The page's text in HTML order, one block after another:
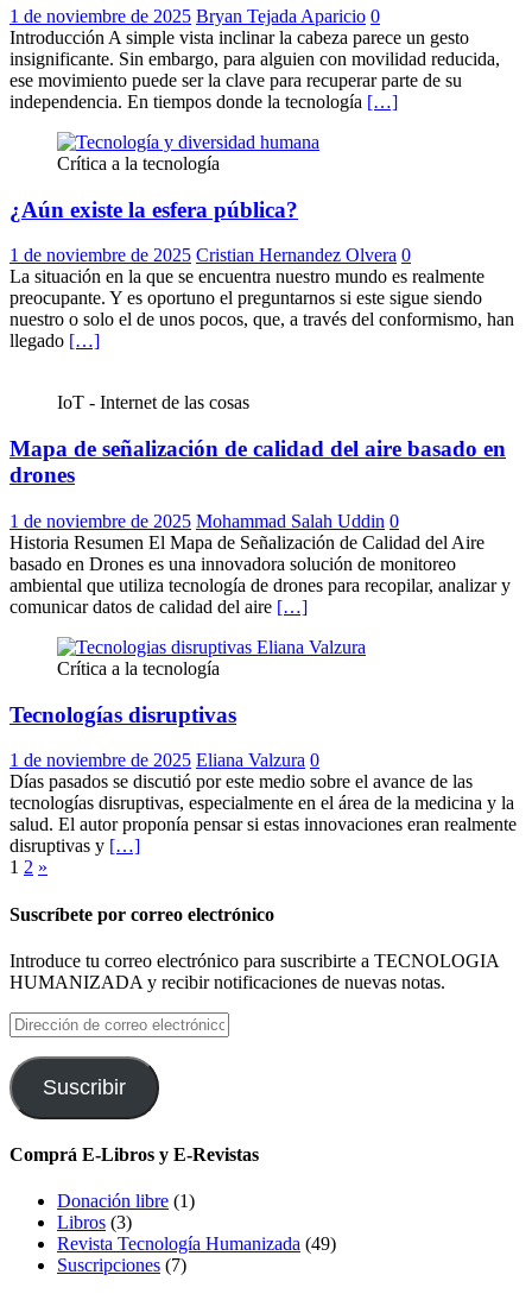
1 de noviembre de 2025 Bryan Tejada Aparicio 0
Introducción A simple vista inclinar la cabeza parece un gesto
insignificante. Sin embargo, para alguien con movilidad reducida,
ese movimiento puede ser la clave para recuperar parte de su
independencia. En tiempos donde la tecnología […]
Crítica a la tecnología
¿Aún existe la esfera pública?
1 de noviembre de 2025 Cristian Hernandez Olvera 0
La situación en la que se encuentra nuestro mundo es realmente
preocupante. Y es oportuno el preguntarnos si este sigue siendo
nuestro o solo el de unos pocos, que, a través del conformismo, han
llegado […]
IoT - Internet de las cosas
Mapa de señalización de calidad del aire basado en
drones
1 de noviembre de 2025 Mohammad Salah Uddin 0
Historia Resumen El Mapa de Señalización de Calidad del Aire
basado en Drones es una innovadora solución de monitoreo
ambiental que utiliza tecnología de drones para recopilar, analizar y
comunicar datos de calidad del aire […]
Crítica a la tecnología
Tecnologías disruptivas
1 de noviembre de 2025 Eliana Valzura 0
Días pasados se discutió por este medio sobre el avance de las
tecnologías disruptivas, especialmente en el área de la medicina y la
salud. El autor proponía pensar si estas innovaciones eran realmente
disruptivas y […]
Paginación
de
1 2 »
Suscríbete por correo electrónico
Introduce tu correo electrónico para suscribirte a TECNOLOGIA
HUMANIZADA y recibir notificaciones de nuevas notas.
Dirección
de
correo
electrónico
Suscribir
Comprá E-Libros y E-Revistas
Donación libre (1)
Libros (3)
Revista Tecnología Humanizada (49)
Suscripciones (7)